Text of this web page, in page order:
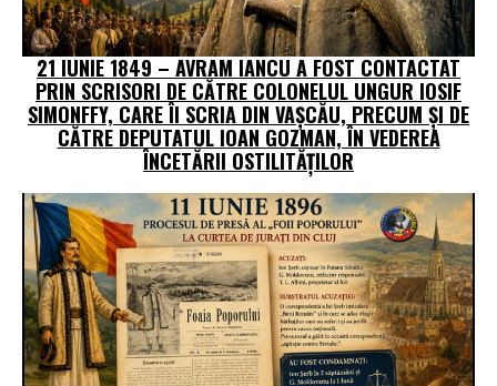
21 IUNIE 1849 – AVRAM IANCU A FOST CONTACTAT
PRIN SCRISORI DE CĂTRE COLONELUL UNGUR IOSIF
SIMONFFY, CARE ÎI SCRIA DIN VAȘCĂU, PRECUM ȘI DE
CĂTRE DEPUTATUL IOAN GOZMAN, ÎN VEDEREA
ÎNCETĂRII OSTILITĂȚILOR